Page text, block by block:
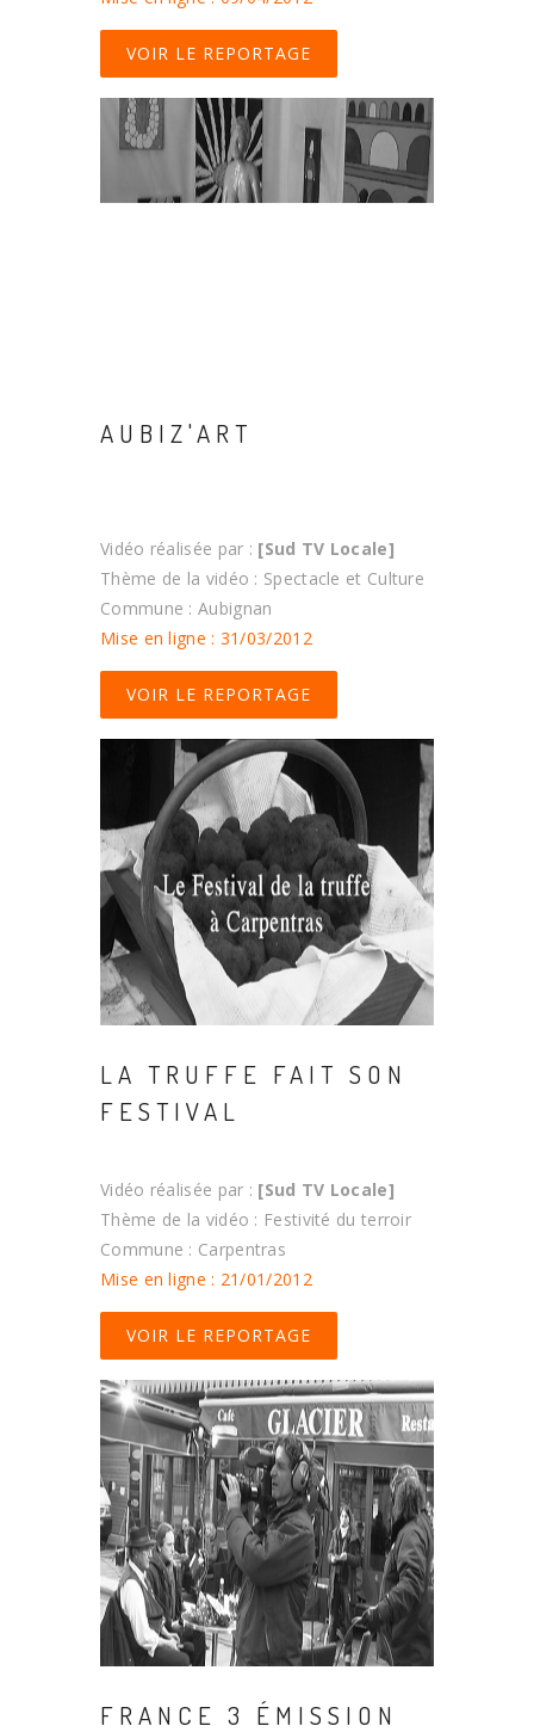
VOIR LE REPORTAGE
AUBIZ'ART
Vidéo réalisée par : [Sud TV Locale]
Thème de la vidéo : Spectacle et Culture
Commune : Aubignan
Mise en ligne : 31/03/2012
VOIR LE REPORTAGE
LA TRUFFE FAIT SON
FESTIVAL
Vidéo réalisée par : [Sud TV Locale]
Thème de la vidéo : Festivité du terroir
Commune : Carpentras
Mise en ligne : 21/01/2012
VOIR LE REPORTAGE
FRANCE 3 ÉMISSION